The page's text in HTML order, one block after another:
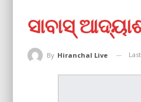
ସାବାସ୍
By Hiranchal Live